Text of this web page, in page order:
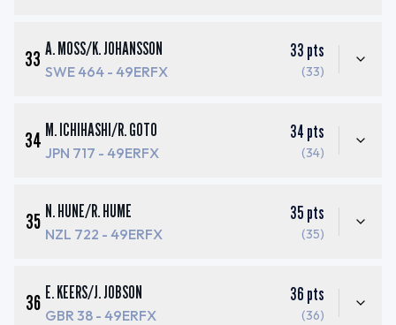
33 A. MOSS/K. JOHANSSON
SWE 464- 49ERFX
33 pts
(33)
34 M. ICHIHASHI/R. GOTO
JPN 717 - 49ERFX
34 pts
(34)
35 N. HUNE/R. HUME
NZL 722 - 49ERFX
35 pts
(35)
36 E. KEERS/J. JOBSON
GBR 38- 49ERFX
36 pts
(36)